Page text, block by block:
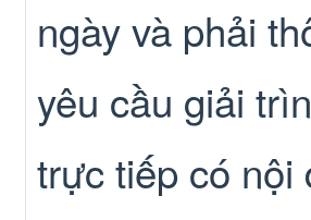
ngày và phải
yêu cầu giải
trực tiếp có nội